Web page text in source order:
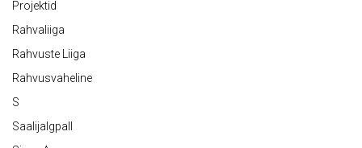
Projektid
Rahvaliiga
Rahvuste Liiga
Rahvusvaheline
S
Saalijalgpall